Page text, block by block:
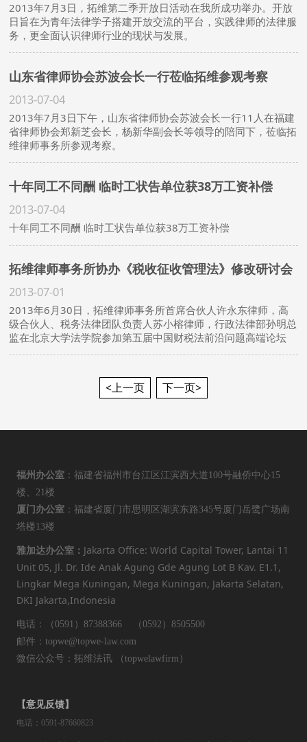
2013年7月3日，拓维第二季开放日活动在我所成功举办。开放
日旨在为青年法律学子搭建开放交流的平台，实践律师的法律服
务，更全面认识律师行业的现状与发展。
山东省律师协会苏波会长一行莅临拓维参观考察
2013-07-04
2013年7月3日下午，山东省律师协会苏波会长一行11人在福建
省律师协会郑新芝会长，杨新华副会长等领导的陪同下，莅临拓
维律师事务所参观考察。
十年同工不同酬 临时工状告单位获38万工资补偿
2013-07-04
十年同工不同酬 临时工状告单位获38万工资补偿
拓维律师事务所协办《税收征收管理法》修改研讨会
2013-07-01
2013年6月30日，拓维律师事务所首席合伙人许永东律师，高
级合伙人、税务法律团队负责人苏小榕律师，行政法律部孙明总
监在北京大学法学院参加第五届中国财税法前沿问题高端论坛
《税收征收管理法》修改研讨会。
<上一页 下一页>
福州办公室 ：福建省福州市台江区江滨西大道100号融侨中心15
楼、21楼
厦门办公室 ：福建省厦门市思明区湖滨东路345号厦门岳鹭广场南
塔楼13楼
雅加达办公室： Jakarta Office: World Capital Tower, Lantai 11
Unit 05, Jl. Dr. Ide Anak Agung Gde Agung Lot B Kav. E1.1,
Lingkar Mega Kuningan, Mega Kuningan, Jakarta Selatan,
DKI Jakarta,Indonesia
电话：（0591）87388366 （0592）8505500
邮件：topwe@topwe-law.com
微信公众号：拓维法讯 （topwelawfirm）
【意见反馈】
电话：0591-87660823